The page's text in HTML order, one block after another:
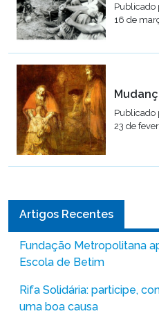
Publicado
16 de
Publicado
23 de
Artigos Recentes
Fundação Metropolitana
Escola de Betim
Rifa Solidária: participe,
uma boa causa